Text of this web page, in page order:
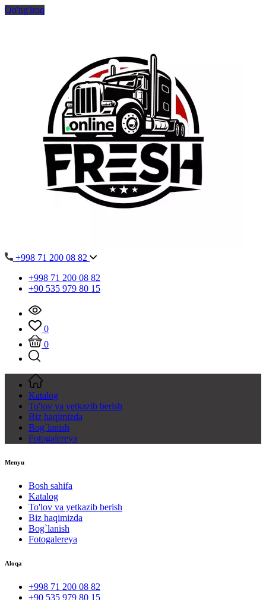
Qo'ng'iroq
+998 71 200 08 82
+998 71 200 08 82
+90 535 979 80 15
0
0
Katalog
To'lov va yetkazib berish
Biz haqimizda
Bog`lanish
Fotogalereya
Menyu
Bosh sahifa
Katalog
To'lov va yetkazib berish
Biz haqimizda
Bog`lanish
Fotogalereya
Aloqa
+998 71 200 08 82
+90 535 979 80 15